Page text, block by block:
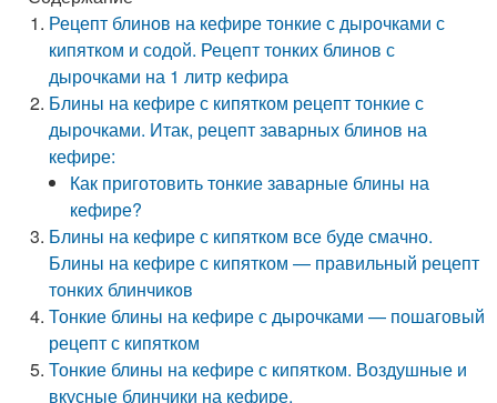
Рецепт блинов на кефире тонкие с дырочками с
кипятком и содой. Рецепт тонких блинов с
дырочками на 1 литр кефира
Блины на кефире с кипятком рецепт тонкие с
дырочками. Итак, рецепт заварных блинов на
кефире:
Как приготовить тонкие заварные блины на
кефире?
Блины на кефире с кипятком все буде смачно.
Блины на кефире с кипятком — правильный рецепт
тонких блинчиков
Тонкие блины на кефире с дырочками — пошаговый
рецепт с кипятком
Тонкие блины на кефире с кипятком. Воздушные и
вкусные блинчики на кефире.